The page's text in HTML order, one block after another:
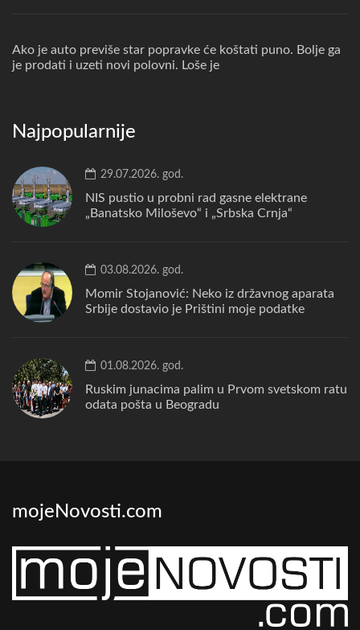
Ako je auto previše star popravke će koštati puno. Bolje ga
je prodati i uzeti novi polovni. Loše je
Najpopularnije
29.07.2026. god.
NIS pustio u probni rad gasne elektrane
„Banatsko Miloševo“ i „Srbska Crnja“
03.08.2026. god.
Momir Stojanović: Neko iz državnog aparata
Srbije dostavio je Prištini moje podatke
01.08.2026. god.
Ruskim junacima palim u Prvom svetskom ratu
odata pošta u Beogradu
mojeNovosti.com